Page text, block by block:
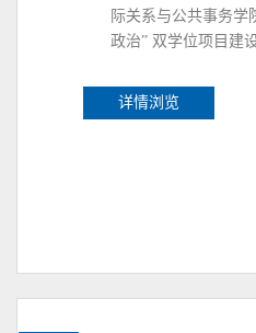
际关系与公共事务学
政治” 双学位项目建
详情浏览